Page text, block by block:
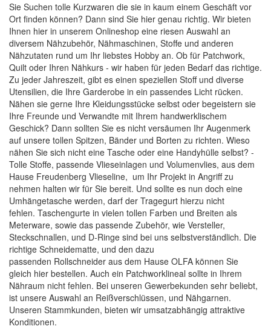
Sie Suchen tolle Kurzwaren die sie in kaum einem Geschäft vor
Ort finden können? Dann sind Sie hier genau richtig. Wir bieten
Ihnen hier in unserem Onlineshop eine riesen Auswahl an
diversem Nähzubehör, Nähmaschinen, Stoffe und anderen
Nähzutaten rund um Ihr liebstes Hobby an. Ob für Patchwork,
Quilt oder Ihren Nähkurs - wir haben für jeden Bedarf das richtige.
Zu jeder Jahreszeit, gibt es einen speziellen Stoff und diverse
Utensilien, die Ihre Garderobe in ein passendes Licht rücken.
Nähen sie gerne Ihre Kleidungsstücke selbst oder begeistern sie
Ihre Freunde und Verwandte mit Ihrem handwerklischem
Geschick? Dann sollten Sie es nicht versäumen Ihr Augenmerk
auf unsere tollen Spitzen, Bänder und Borten zu richten. Wieso
nähen Sie sich nicht eine Tasche oder eine Handyhülle selbst? -
Tolle Stoffe, passende Vlieseinlagen und Volumenvlies, aus dem
Hause Freudenberg Vlieseline, um Ihr Projekt in Angriff zu
nehmen halten wir für Sie bereit. Und sollte es nun doch eine
Umhängetasche werden, darf der Tragegurt hierzu nicht
fehlen. Taschengurte in vielen tollen Farben und Breiten als
Meterware, sowie das passende Zubehör, wie Versteller,
Steckschnallen, und D-Ringe sind bei uns selbstverständlich. Die
richtige Schneidematte, und den dazu
passenden Rollschneider aus dem Hause OLFA können Sie
gleich hier bestellen. Auch ein Patchworklineal sollte in Ihrem
Nähraum nicht fehlen. Bei unseren Gewerbekunden sehr beliebt,
ist unsere Auswahl an Reißverschlüssen, und Nähgarnen.
Unseren Stammkunden, bieten wir umsatzabhängig attraktive
Konditionen.